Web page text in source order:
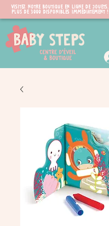
Visitez notre boutique en ligne de jouets.
PLUS de 3000 disponibles immédiatement !